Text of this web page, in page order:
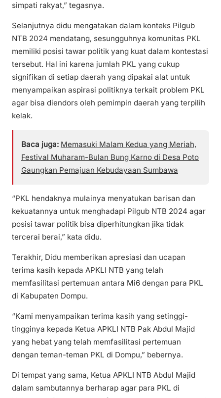
simpati rakyat,” tegasnya.
Selanjutnya didu mengatakan dalam konteks Pilgub
NTB 2024 mendatang, sesungguhnya komunitas PKL
memiliki posisi tawar politik yang kuat dalam kontestasi
tersebut. Hal ini karena jumlah PKL yang cukup
signifikan di setiap daerah yang dipakai alat untuk
menyampaikan aspirasi politiknya terkait problem PKL
agar bisa diendors oleh pemimpin daerah yang terpilih
kelak.
Baca juga: Memasuki Malam Kedua yang Meriah,
Festival Muharam-Bulan Bung Karno di Desa Poto
Gaungkan Pemajuan Kebudayaan Sumbawa
“PKL hendaknya mulainya menyatukan barisan dan
kekuatannya untuk menghadapi Pilgub NTB 2024 agar
posisi tawar politik bisa diperhitungkan jika tidak
tercerai berai,” kata didu.
Terakhir, Didu memberikan apresiasi dan ucapan
terima kasih kepada APKLI NTB yang telah
memfasilitasi pertemuan antara Mi6 dengan para PKL
di Kabupaten Dompu.
“Kami menyampaikan terima kasih yang setinggi-
tingginya kepada Ketua APKLI NTB Pak Abdul Majid
yang hebat yang telah memfasilitasi pertemuan
dengan teman-teman PKL di Dompu,” bebernya.
Di tempat yang sama, Ketua APKLI NTB Abdul Majid
dalam sambutannya berharap agar para PKL di